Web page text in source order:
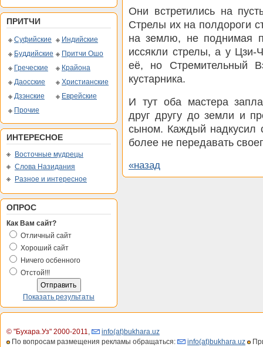
ПРИТЧИ
Суфийские
Индийские
Буддийские
Притчи Ошо
Греческие
Крайона
Даосские
Христианские
Дзэнские
Еврейские
Прочие
ИНТЕРЕСНОЕ
Восточные мудрецы
Слова Назидания
Разное и интересное
ОПРОС
Как Вам сайт?
Отличный сайт
Хороший сайт
Ничего осбенного
Отстой!!!
Показать результаты
Они встретились на
Стрелы их на полдороги
на землю, не поднимая
иссякли стрелы, а у
её, но Стремительный
кустарника.
И тут оба мастера
друг другу до земли и
сыном. Каждый надкусил
более не передавать
«назад
© "Бухара.Уз" 2000-2011,
info(at)bukhara.uz
По вопросам размещения рекламы обращаться:
info(at)bukhara.uz